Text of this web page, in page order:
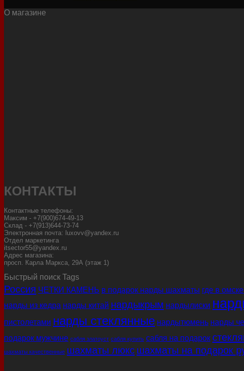
О магазине
КОНТАКТЫ
Контактные телефоны:
Максим - +7(900)674-49-13
Склад - +7(913)644-73-74
Электронная почта: luxovv@yandex.ru
Отдел маркетинга
itsector55@yandex.ru
Адрес магазина:
просп. Карла Маркса, 29А (этаж 1)
Быстрый поиск Tags
Россия ЧЕТКИ КАМЕНЬ в подарок нарды шахматы где в
нарды из кедра нарды китай нардыкрым нардылиски
пистолетами нарды стеклянные нардытюмень нарды
подарок мужчине сабля златоуст сабля купить сабля на подарок
шахматы качественные шахматы люкс шахматы на подарок